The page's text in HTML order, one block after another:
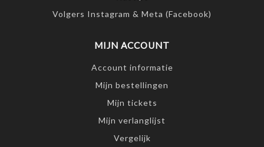
Volgers Instagram & Meta (Facebook)
MIJN ACCOUNT
Account informatie
Mijn bestellingen
Mijn tickets
Mijn verlanglijst
Vergelijk